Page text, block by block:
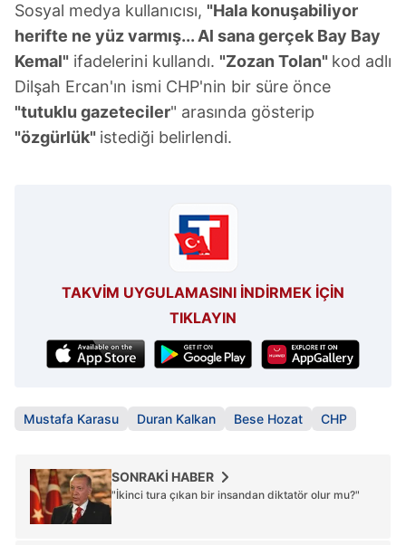
Sosyal medya kullanıcısı, "Hala konuşabiliyor
herifte ne yüz varmış... Al sana gerçek Bay Bay
Kemal" ifadelerini kullandı. "Zozan Tolan" kod adlı
Dilşah Ercan'ın ismi CHP'nin bir süre önce
"tutuklu gazeteciler" arasında gösterip
"özgürlük" istediği belirlendi.
TAKVİM UYGULAMASINI İNDİRMEK İÇİN
TIKLAYIN
Mustafa Karasu Duran Kalkan Bese Hozat CHP
SONRAKİ HABER
"İkinci tura çıkan bir insandan diktatör olur mu?"